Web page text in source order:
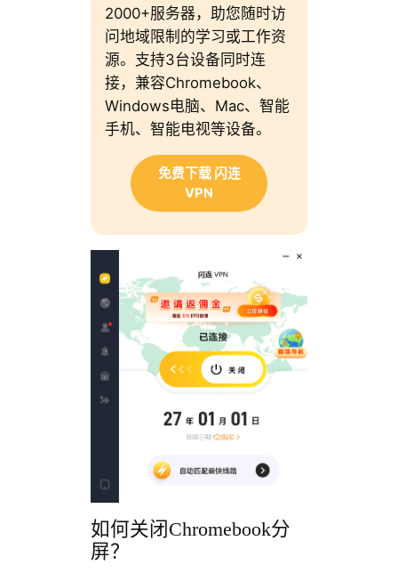
2000+服务器，助您随时访
问地域限制的学习或工作资
源。支持3台设备同时连
接，兼容Chromebook、
Windows电脑、Mac、智能
手机、智能电视等设备。
免费下载 闪连
VPN
如何关闭Chromebook分
屏？